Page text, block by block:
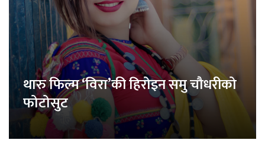
थारु फिल्म ‘विरा’की हिरोइन समु चौधरीको
फोटोसुट